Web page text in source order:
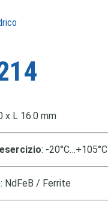
x L 16.0 mm
: -20°C…+105°C
: NdFeB / Ferrite